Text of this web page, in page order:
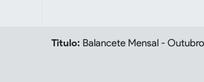
Titulo: Balancete Mensal -